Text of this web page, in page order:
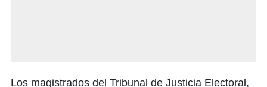
Los magistrados del Tribunal de Justicia Electoral,